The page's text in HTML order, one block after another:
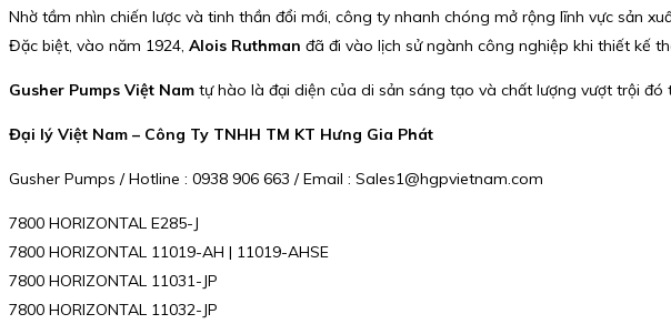
Nhờ tầm nhìn chiến lược và tinh thần đổi mới, công ty nhanh chóng mở rộng lĩnh vực sản
Đặc biệt, vào năm 1924, Alois Ruthman đã đi vào lịch sử ngành công nghiệp khi thiết kế
Gusher Pumps Việt Nam tự hào là đại diện của di sản sáng tạo và chất lượng vượt trội đó
Đại lý Việt Nam – Công Ty TNHH TM KT Hưng Gia Phát
Gusher Pumps / Hotline : 0938 906 663 / Email : Sales1@hgpvietnam.com
7800 HORIZONTAL E285-J
7800 HORIZONTAL 11019-AH | 11019-AHSE
7800 HORIZONTAL 11031-JP
7800 HORIZONTAL 11032-JP